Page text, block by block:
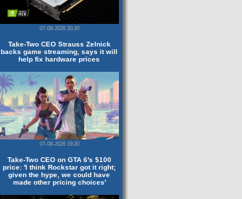
07-08-2026 20:20
Take-Two CEO Strauss Zelnick
backs game streaming, says it will
help fix hardware prices
07-08-2026 19:30
Take-Two CEO on GTA 6's $100
price: 'I think Rockstar got it right;
given the hype, we could have
made other pricing choices'